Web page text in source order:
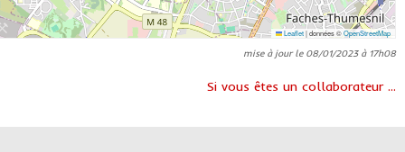
Leaflet|données ©OpenStreetMap
mise à jour le 08/01/2023 à 17h08
Si vous êtes un collaborateur ...